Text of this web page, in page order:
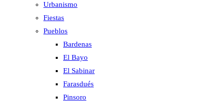
Urbanismo
Fiestas
Pueblos
Bardenas
El Bayo
El Sabinar
Farasdués
Pinsoro